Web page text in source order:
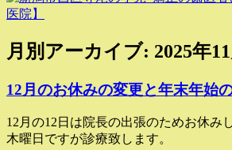
月別アーカイブ: 2025年11
12月のお休みの変更と年末年始
12月の12日は院長の出張のためお休み
木曜日ですが診療致します。